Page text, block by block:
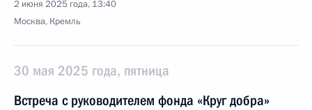
2 июня 2025 года, 13:40
Москва, Кремль
30 мая 2025 года, пятница
Встреча с руководителем фонда «Круг добра»